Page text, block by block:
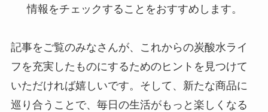
情報をチェックすることをおすすめします。
記事をご覧のみなさんが、これからの炭酸水ライ
フを充実したものにするためのヒントを見つけて
いただければ嬉しいです。そして、新たな商品に
巡り合うことで、毎日の生活がもっと楽しくなる